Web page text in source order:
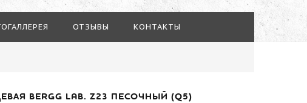
ОТЗЫВЫ КОНТАКТЫ
BERGG LAB. Z23 ПЕСОЧНЫЙ (Q5)